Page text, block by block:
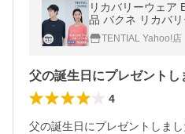
リカバリーウェア
品 バクネ リカバリ
エア 一般医療機器
ャル 爆買
TENTIAL Yahoo!店
4
父の誕生日にプレゼントしまし